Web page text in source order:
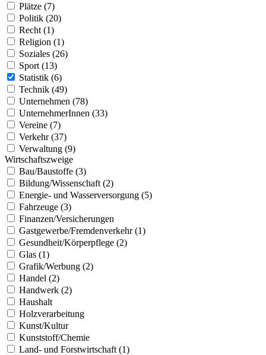
Plätze (7)
Politik (20)
Recht (1)
Religion (1)
Soziales (26)
Sport (13)
Statistik (6)
Technik (49)
Unternehmen (78)
UnternehmerInnen (33)
Vereine (7)
Verkehr (37)
Verwaltung (9)
Wirtschaftszweige
Bau/Baustoffe (3)
Bildung/Wissenschaft (2)
Energie- und Wasserversorgung (5)
Fahrzeuge (3)
Finanzen/Versicherungen
Gastgewerbe/Fremdenverkehr (1)
Gesundheit/Körperpflege (2)
Glas (1)
Grafik/Werbung (2)
Handel (2)
Handwerk (2)
Haushalt
Holzverarbeitung
Kunst/Kultur
Kunststoff/Chemie
Land- und Forstwirtschaft (1)